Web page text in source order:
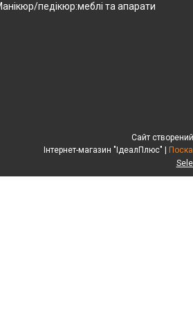
педікюр:меблі та апарати
Сайт